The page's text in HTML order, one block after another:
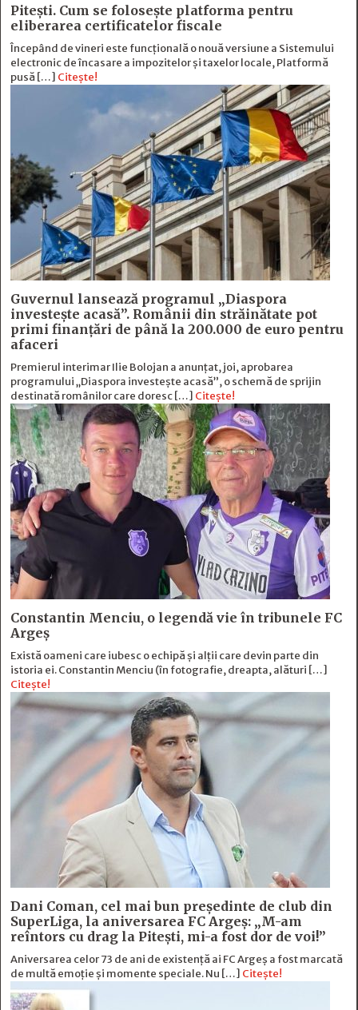
Pitești. Cum se folosește platforma pentru
eliberarea certificatelor fiscale
Începând de vineri este funcțională o nouă versiune a Sistemului
electronic de încasare a impozitelor și taxelor locale, Platformă
pusă […] Citește!
Guvernul lansează programul „Diaspora
investește acasă”. Românii din străinătate pot
primi finanțări de până la 200.000 de euro pentru
afaceri
Premierul interimar Ilie Bolojan a anunțat, joi, aprobarea
programului „Diaspora investește acasă”, o schemă de sprijin
destinată românilor care doresc […] Citește!
Constantin Menciu, o legendă vie în tribunele FC
Argeș
Există oameni care iubesc o echipă și alţii care devin parte din
istoria ei. Constantin Menciu (în fotografie, dreapta, alături […]
Citește!
Dani Coman, cel mai bun preşedinte de club din
SuperLiga, la aniversarea FC Argeş: „M-am
reîntors cu drag la Piteşti, mi-a fost dor de voi!”
Aniversarea celor 73 de ani de existență ai FC Argeș a fost marcată
de multă emoție şi momente speciale. Nu […] Citește!